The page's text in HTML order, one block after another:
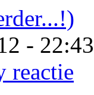
-
reactie